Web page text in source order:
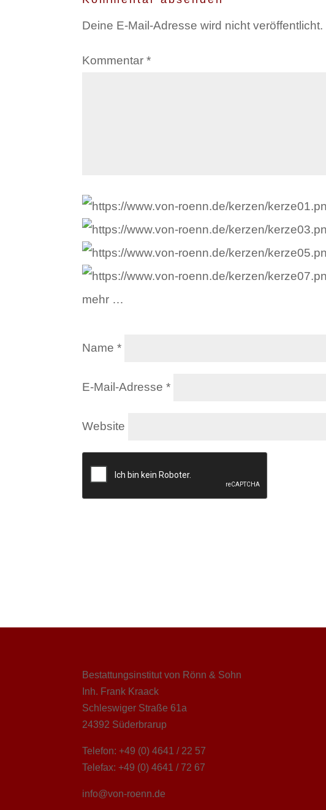
Deine E-Mail-Adresse wird nicht veröffentlicht.
Kommentar*
mehr …
Name*
E-Mail-Adresse*
Website
Bestattungsinstitut von Rönn & Sohn
Inh. Frank Kraack
Schleswiger Straße 61a
24392 Süderbrarup
Telefon: +49 (0) 4641 / 22 57
Telefax: +49 (0) 4641 / 72 67
info@von-roenn.de